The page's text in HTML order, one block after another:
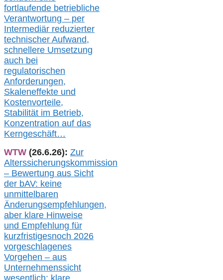
fortlaufende betriebliche
Verantwortung – per
Intermediär reduzierter
technischer Aufwand,
schnellere Umsetzung
auch bei
regulatorischen
Anforderungen,
Skaleneffekte und
Kostenvorteile,
Stabilität im Betrieb,
Konzentration auf das
Kerngeschäft…
WTW (26.6.26): Zur
Alterssicherungskommission
– Bewertung aus Sicht
der bAV: keine
unmittelbaren
Änderungsempfehlungen,
aber klare Hinweise
und Empfehlung für
kurzfristigesnoch 2026
vorgeschlagenes
Vorgehen – aus
Unternehmenssicht